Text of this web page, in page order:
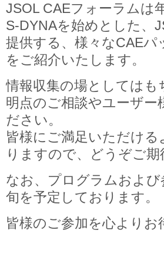
JSOL CAEフォーラムは
S-DYNAを始めとした、
提供する、様々なCAE
をご紹介いたします。
情報収集の場としては
明点のご相談やユーザ
ださい。
皆様にご満足いただけ
りますので、どうぞご期
なお、プログラムおよ
旬を予定しております。
皆様のご参加を心より